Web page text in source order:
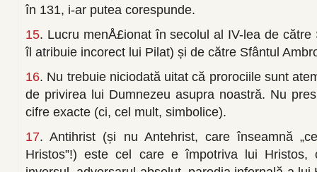
în 131, i-ar putea corespunde.
15. Lucru menÅ£ionat în secolul al IV-lea de către
îl atribuie incorect lui Pilat) și de către Sfântul
16. Nu trebuie niciodată uitat că prorociile sunt
de privirea lui Dumnezeu asupra noastră. Nu
cifre exacte (ci, cel mult, simbolice).
17. Antihrist (și nu Antehrist, care înseamnă
Hristos”!) este cel care e împotriva lui Hristos,